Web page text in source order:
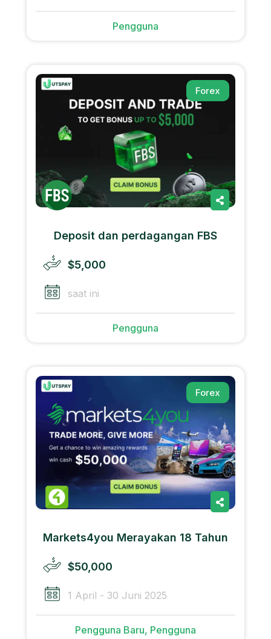
Pengguna
Forex
Deposit dan perdagangan FBS
$5,000
saat ini
Pengguna
Forex
Markets4you Merayakan 18 Tahun
$50,000
1 April - 30 Juni 2025
Pengguna Baru, Pengguna